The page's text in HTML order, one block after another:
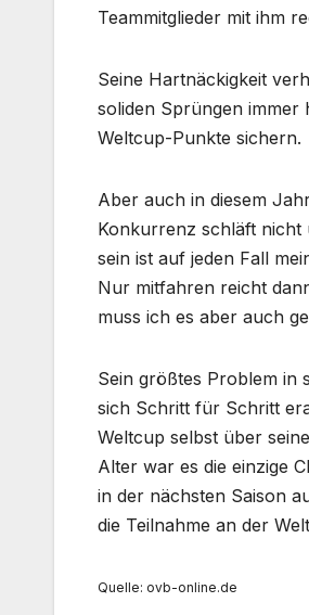
Teammitglieder mit ihm
Seine Hartnäckigkeit
soliden Sprüngen immer
Weltcup-Punkte sichern.
Aber auch in diesem
Konkurrenz schläft nicht
sein ist auf jeden Fall
Nur mitfahren reicht
muss ich es aber auch
Sein größtes Problem in
sich Schritt für Schritt
Weltcup selbst über
Alter war es die einzige
in der nächsten Saison
die Teilnahme an der
Quelle: ovb-online.de